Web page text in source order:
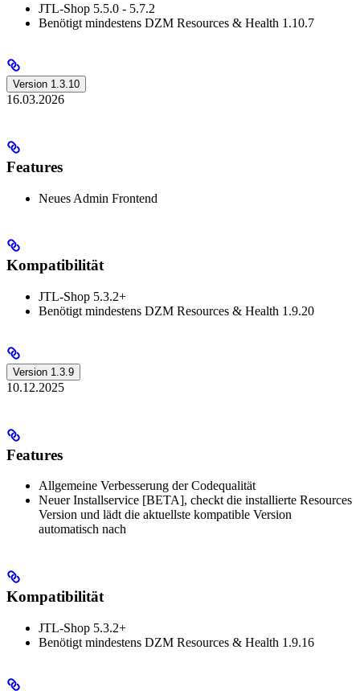
JTL-Shop 5.5.0 - 5.7.2
Benötigt mindestens DZM Resources & Health 1.10.7
Version 1.3.10
16.03.2026
Features
Neues Admin Frontend
Kompatibilität
JTL-Shop 5.3.2+
Benötigt mindestens DZM Resources & Health 1.9.20
Version 1.3.9
10.12.2025
Features
Allgemeine Verbesserung der Codequalität
Neuer Installservice [BETA], checkt die installierte Resources
Version und lädt die aktuellste kompatible Version
automatisch nach
Kompatibilität
JTL-Shop 5.3.2+
Benötigt mindestens DZM Resources & Health 1.9.16